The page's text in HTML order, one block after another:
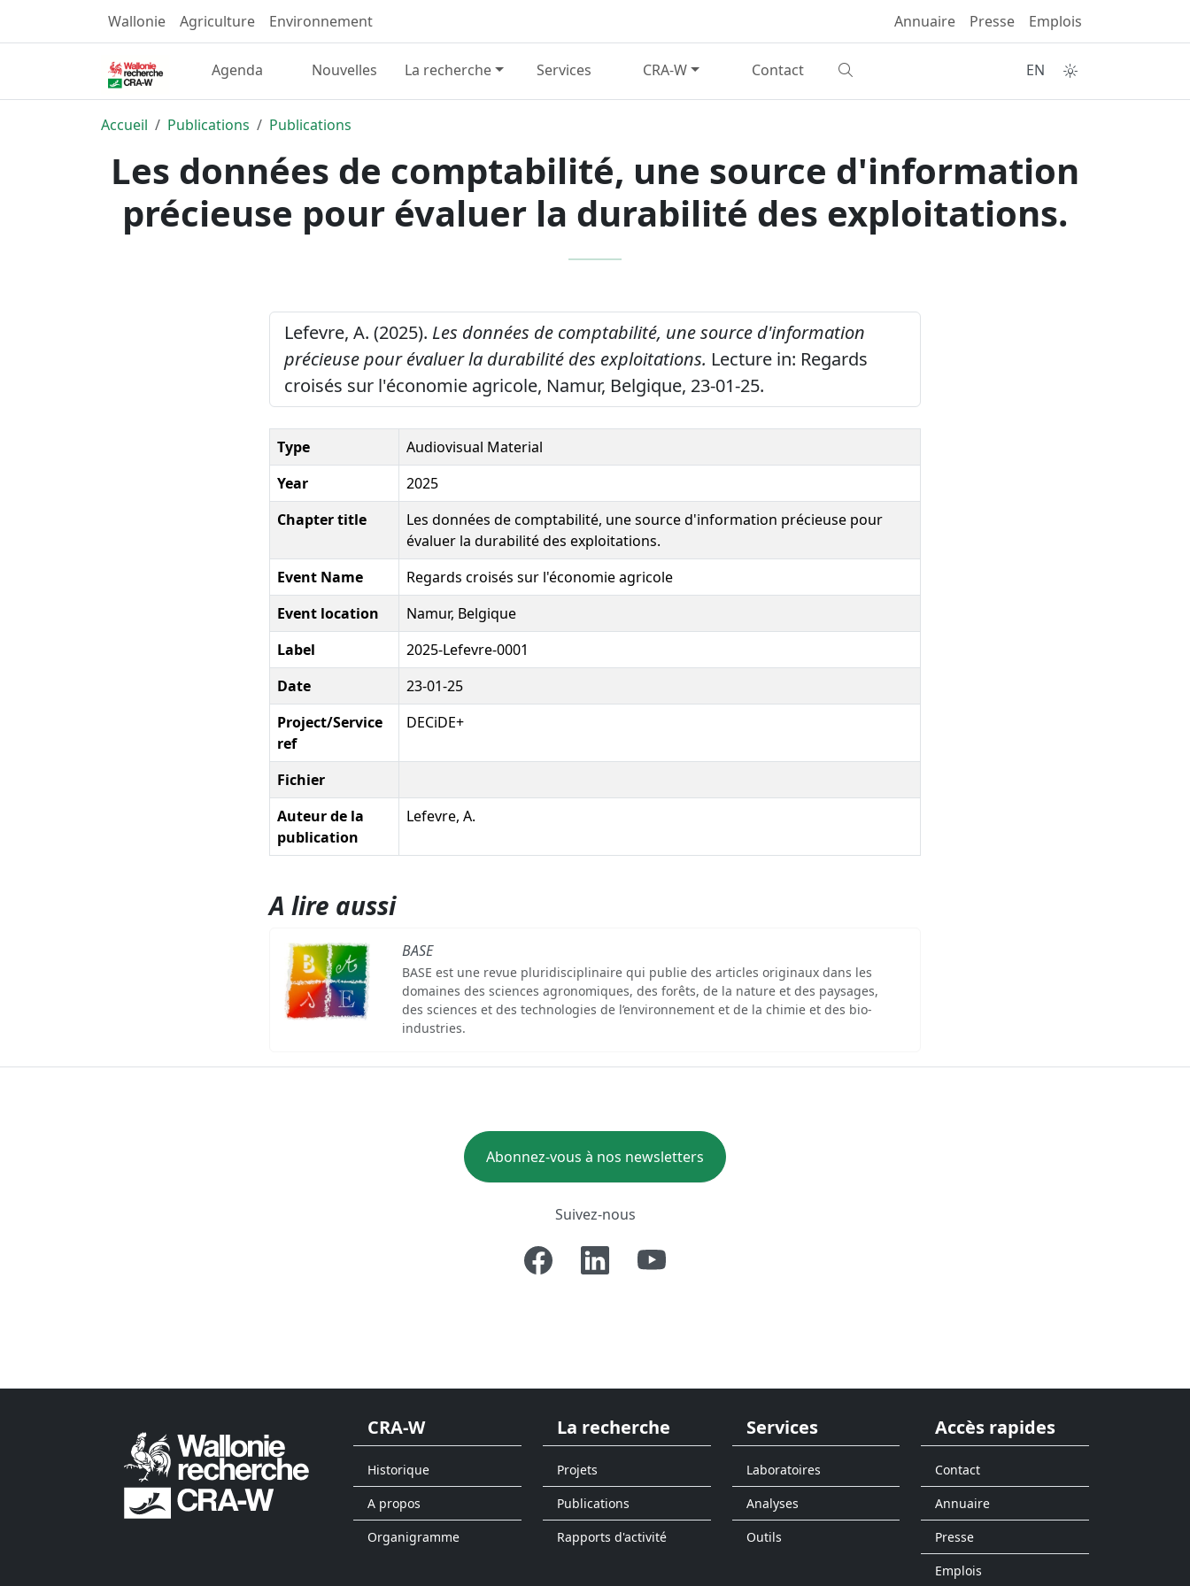
Wallonie Agriculture Environnement Annuaire Presse Emplois
Agenda Nouvelles La recherche Services CRA-W Contact EN
Accueil Publications Publications
Les données de comptabilité, une source d'information
précieuse pour évaluer la durabilité des exploitations.
Lefevre, A. (2025). Les données de comptabilité, une source d'information
précieuse pour évaluer la durabilité des exploitations. Lecture in: Regards
croisés sur l'économie agricole, Namur, Belgique, 23-01-25.
Type
Audiovisual Material
Year
2025
Chapter title
Les données de comptabilité, une source d'information précieuse pour
évaluer la durabilité des exploitations.
Event Name
Regards croisés sur l'économie agricole
Event location
Namur, Belgique
Label
2025-Lefevre-0001
Date
23-01-25
Project/Service
ref
DECiDE+
Fichier
Auteur de la
publication
Lefevre, A.
A lire aussi
BASE
BASE est une revue pluridisciplinaire qui publie des articles originaux dans les
domaines des sciences agronomiques, des forêts, de la nature et des paysages,
des sciences et des technologies de l’environnement et de la chimie et des bio-
industries.
Abonnez-vous à nos newsletters
Suivez-nous
CRA-W
Historique
A propos
Organigramme
La recherche
Projets
Publications
Rapports d'activité
Services
Laboratoires
Analyses
Outils
Accès rapides
Contact
Annuaire
Presse
Emplois